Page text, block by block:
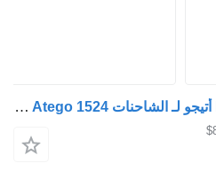
نظام قلاب Mercedes-Benz أتيجو لـ الشاحنات Mercedes-Benz Atego 1524